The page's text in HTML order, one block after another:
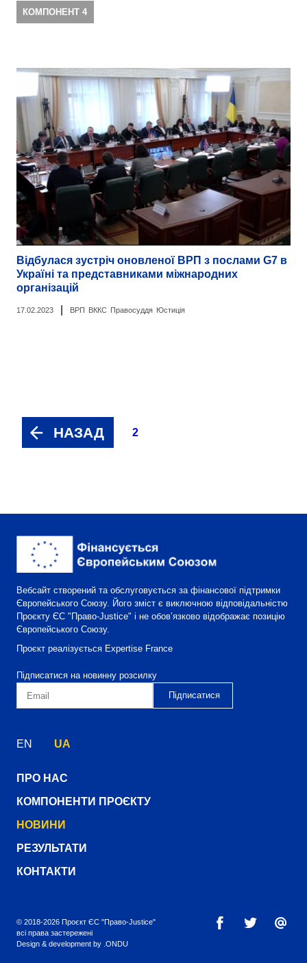
КОМПОНЕНТ 4
Відбулася зустріч оновленої ВРП з послами G7 в
Україні та представниками міжнародних
організацій
17.02.2023 ВРП ВККС Правосуддя Юстиція
НАЗАД 2
Вебсайт створений та обслуговується за фінансової підтримки
Європейського Союзу. Його зміст є виключною відповідальністю
Проєкту ЄС "Право-Justice" і не обов’язково відображає позицію
Європейського Союзу.
Проєкт реалізується Expertise France
Підписатися на новинну розсилку
EN UA
ПРО НАС
КОМПОНЕНТИ ПРОЄКТУ
НОВИНИ
РЕЗУЛЬТАТИ
КОНТАКТИ
© 2018-2026 Проєкт ЄС "Право-Justice"
всі права застережені
Design & development by .ONDU